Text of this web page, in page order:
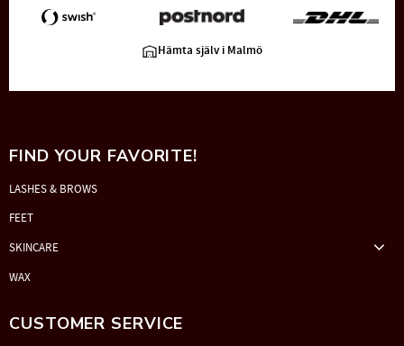
Hämta själv i Malmö
FIND YOUR FAVORITE!
LASHES & BROWS
FEET
SKINCARE
WAX
CUSTOMER SERVICE